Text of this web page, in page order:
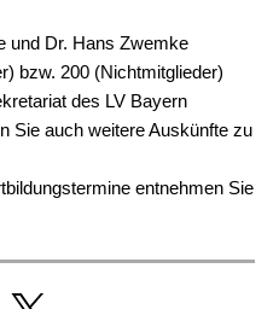
und Dr. Hans Zwemke
bzw. 200 (Nichtmitglieder)
des LV Bayern
Sie auch weitere Auskünfte zu
entnehmen Sie